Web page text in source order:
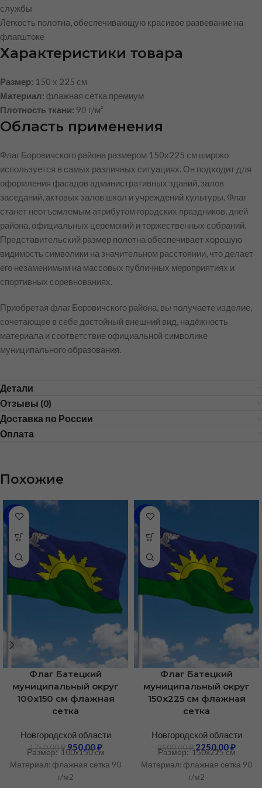
службы
Лёгкость полотна, обеспечивающую красивое развевание на
флагштоке
Характеристики товара
Размер: 150 х 225 см
Материал: флажная сетка премиум
Плотность ткани: 90 г/м²
Область применения
Флаг Боровичского района размером 150х225 см широко
используется в самых различных ситуациях. Он подходит для
оформления фасадов административных зданий, залов
заседаний, актовых залов школ и учреждений культуры. Флаг
станет неотъемлемым атрибутом городских праздников, дней
района, официальных церемоний и торжественных собраний.
Представительский размер полотна обеспечивает хорошую
видимость символики на значительном расстоянии, что делает
его незаменимым на массовых публичных мероприятиях и
спортивных соревнованиях.
Приобретая флаг Боровичского района, вы получаете изделие,
сочетающее в себе достойный внешний вид, надёжность
материала и соответствие официальной символике
муниципального образования.
Детали
Отзывы (0)
Доставка по России
Оплата
Похожие
-46%
Флаг Батецкий
муниципальный округ
100х150 см флажная
сетка
Новгородской области
1750,00₽ 950,00₽
Размер: 100х150 см
Материал: флажная сетка 90
г/м2
-36%
Флаг Батецкий
муниципальный округ
150х225 см флажная
сетка
Новгородской области
3500,00₽ 2250,00₽
Размер: 150х225 см
Материал: флажная сетка 90
г/м2